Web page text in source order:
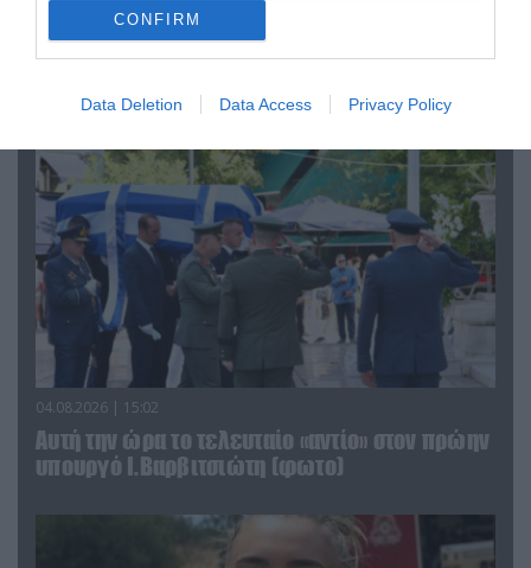
CONFIRM
Data Deletion Data Access Privacy Policy
«Οι εντελώς αθώοι»: Η ανάρτηση του Αρκά για
τα ζώα που χάθηκαν στις πυρκαγιές της
Αττικής (φωτο)
04.08.2026 | 15:02
Αυτή την ώρα το τελευταίο «αντίο» στον πρώην
υπουργό Ι.Βαρβιτσιώτη (φωτο)